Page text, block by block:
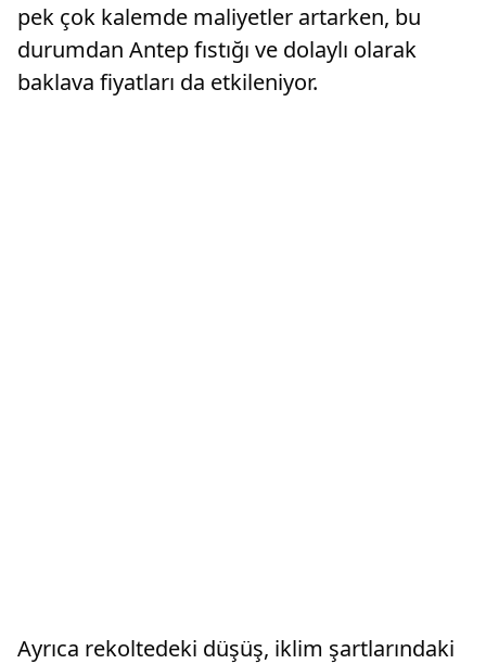
pek çok kalemde maliyetler artarken, bu
durumdan Antep fıstığı ve dolaylı olarak
baklava fiyatları da etkileniyor.
Ayrıca rekoltedeki düşüş, iklim şartlarındaki